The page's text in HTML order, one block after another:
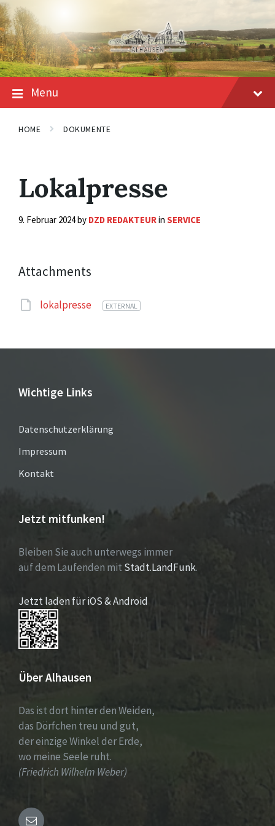
Skip
to
content
Skip
to
main
navigation
Skip
to
footer
Menu
HOME DOKUMENTE
Lokalpresse
9. Februar 2024by DZD REDAKTEURin SERVICE
Attachments
lokalpresse EXTERNAL
Wichtige Links
Datenschutzerklärung
Impressum
Kontakt
Jetzt mitfunken!
Bleiben Sie auch unterwegs immer
auf dem Laufenden mit Stadt.LandFunk.
Jetzt laden für iOS & Android
Über Alhausen
Das ist dort hinter den Weiden,
das Dörfchen treu und gut,
der einzige Winkel der Erde,
wo meine Seele ruht.
(Friedrich Wilhelm Weber)
Email